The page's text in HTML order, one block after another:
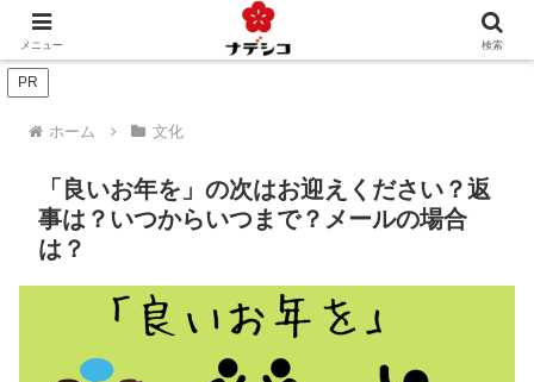
年中行事（季節） 年中行事（人生） おくりもの
PR
ホーム 文化
「良いお年を」の次はお迎えください？返
事は？いつからいつまで？メールの場合
は？
メニュー 検索